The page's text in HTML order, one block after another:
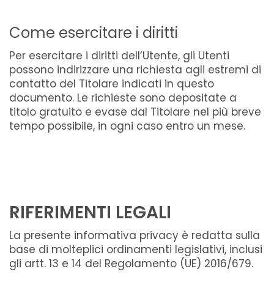
Come esercitare i diritti
Per esercitare i diritti dell’Utente, gli Utenti
possono indirizzare una richiesta agli estremi di
contatto del Titolare indicati in questo
documento. Le richieste sono depositate a
titolo gratuito e evase dal Titolare nel più breve
tempo possibile, in ogni caso entro un mese.
RIFERIMENTI LEGALI
La presente informativa privacy è redatta sulla
base di molteplici ordinamenti legislativi, inclusi
gli artt. 13 e 14 del Regolamento (UE) 2016/679.